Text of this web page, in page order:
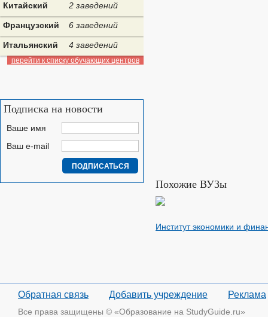
Похожие ВУЗы
Институт экономики и
Китайский 2 заведений
Французский 6 заведений
Итальянский 4 заведений
перейти к списку обучающих центров
Подписка на новости
Ваше имя
Ваш e-mail
Обратная связь Добавить учреждение Реклама
Все права защищены © «Образование на StudyGuide.ru»